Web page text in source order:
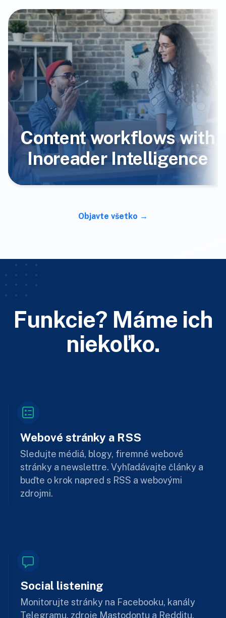
Content workflows with
Inoreader Intelligence
Objavte všetko
Funkcie? Máme ich
niekoľko.
Webové stránky a RSS
Sledujte médiá, blogy, firemné webové
stránky a newslettre. Vyhľadávajte články a
buďte o krok napred s RSS a webovými
zdrojmi.
Social listening
Monitorujte stránky na Facebooku, kanály
Telegramu, zdroje Mastodontu a Redditu.